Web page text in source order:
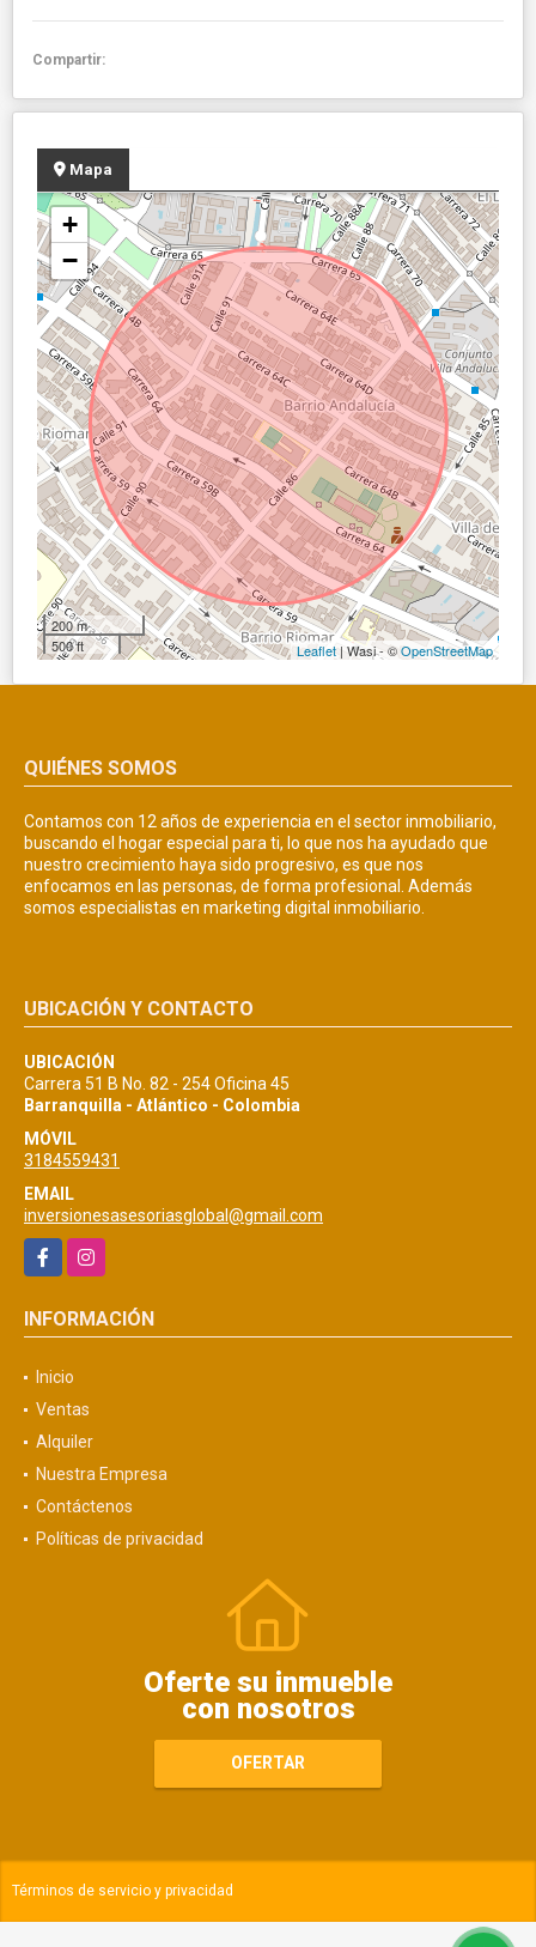
Compartir:
Mapa
+
−
200 m
500 ft
Leaflet | Wasi - ©OpenStreetMap
QUIÉNES SOMOS
Contamos con 12 años de experiencia en el sector inmobiliario,
buscando el hogar especial para ti, lo que nos ha ayudado que
nuestro crecimiento haya sido progresivo, es que nos
enfocamos en las personas, de forma profesional. Además
somos especialistas en marketing digital inmobiliario.
UBICACIÓN Y CONTACTO
UBICACIÓN
Carrera 51 B No. 82 - 254 Oficina 45
Barranquilla - Atlántico - Colombia
MÓVIL
3184559431
EMAIL
inversionesasesoriasglobal@gmail.com
FacebookInstagram
INFORMACIÓN
Inicio
Ventas
Alquiler
Nuestra Empresa
Contáctenos
Políticas de privacidad
Oferte su inmueble
con nosotros
OFERTAR
Términos de servicio y privacidad